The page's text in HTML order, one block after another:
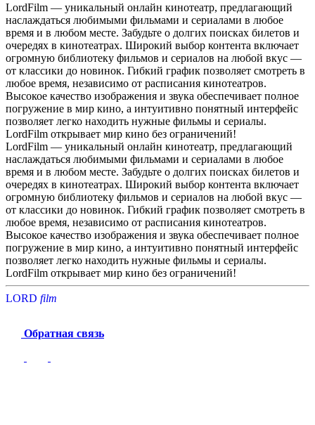
LordFilm — уникальный онлайн кинотеатр, предлагающий
наслаждаться любимыми фильмами и сериалами в любое
время и в любом месте. Забудьте о долгих поисках билетов и
очередях в кинотеатрах. Широкий выбор контента включает
огромную библиотеку фильмов и сериалов на любой вкус —
от классики до новинок. Гибкий график позволяет смотреть в
любое время, независимо от расписания кинотеатров.
Высокое качество изображения и звука обеспечивает полное
погружение в мир кино, а интуитивно понятный интерфейс
позволяет легко находить нужные фильмы и сериалы.
LordFilm открывает мир кино без ограничений!
LordFilm — уникальный онлайн кинотеатр, предлагающий
наслаждаться любимыми фильмами и сериалами в любое
время и в любом месте. Забудьте о долгих поисках билетов и
очередях в кинотеатрах. Широкий выбор контента включает
огромную библиотеку фильмов и сериалов на любой вкус —
от классики до новинок. Гибкий график позволяет смотреть в
любое время, независимо от расписания кинотеатров.
Высокое качество изображения и звука обеспечивает полное
погружение в мир кино, а интуитивно понятный интерфейс
позволяет легко находить нужные фильмы и сериалы.
LordFilm открывает мир кино без ограничений!
LORD film
Обратная связь